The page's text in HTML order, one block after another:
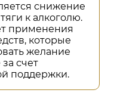
снижение
к алкоголю.
применения
которые
желание
счет
поддержки.